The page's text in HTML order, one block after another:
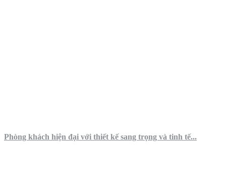
Phòng khách hiện đại với thiết kế sang trọng và tinh tế...